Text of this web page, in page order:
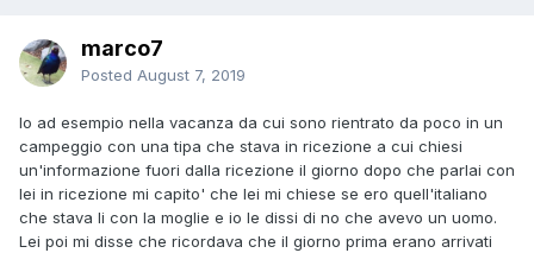
marco7
Posted August 7, 2019
Io ad esempio nella vacanza da cui sono rientrato da poco in un
campeggio con una tipa che stava in ricezione a cui chiesi
un'informazione fuori dalla ricezione il giorno dopo che parlai con
lei in ricezione mi capito' che lei mi chiese se ero quell'italiano
che stava li con la moglie e io le dissi di no che avevo un uomo.
Lei poi mi disse che ricordava che il giorno prima erano arrivati